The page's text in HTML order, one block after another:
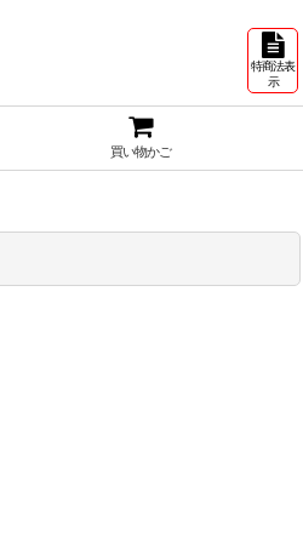
特商法表
示
買い物かご